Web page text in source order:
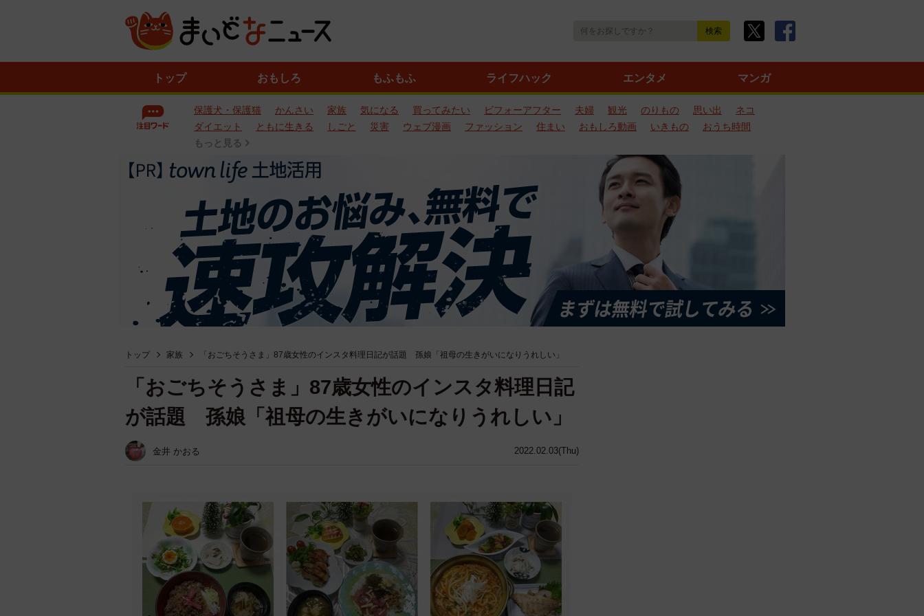
トップ おもしろ もふもふ ライフハック エンタメ マンガ
保護犬・保護猫 かんさい 家族 気になる 買ってみたい ビフォーアフター 夫婦 観光 のりもの 思い出
ネコ
ダイエット
ともに生きる しごと 災害 ウェブ漫画 ファッション 住まい おもしろ動画 いきもの
おうち時間
もっと見る
トップ 家族 「おごちそうさま」87歳女性のインスタ料理日記が話題 孫娘「祖母の生きがいになりうれしい」
2022.02.03(Thu)
「おごちそうさま」87歳女性のインスタ料理日記
が話題 孫娘「祖母の生きがいになりうれしい」
金井 かおる